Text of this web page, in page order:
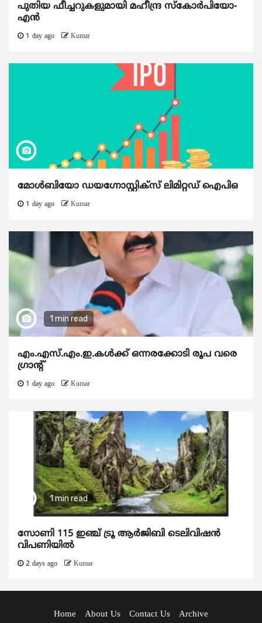
പുതിയ ഫീച്ചറുകളുമായി മഹീന്ദ്ര സ്കോർപിയോ-
എൻ
1 day ago Kumar
മോൾബിയോ ഡയഗ്നോസ്റ്റിക്സ് ലിമിറ്റഡ് ഐപിഒ
1 day ago Kumar
1 min read
എം.എസ്.എം.ഇ.കൾക്ക് ഒന്നരക്കോടി രൂപ വരെ
ഗ്രാന്റ്
1 day ago Kumar
1 min read
സോണി 115 ഇഞ്ച് ട്രൂ ആർജിബി ടെലിവിഷൻ
വിപണിയിൽ
2 days ago Kumar
Home About Us Contact Us Archive